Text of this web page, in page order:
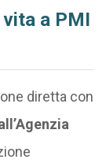
a PMI
diretta con